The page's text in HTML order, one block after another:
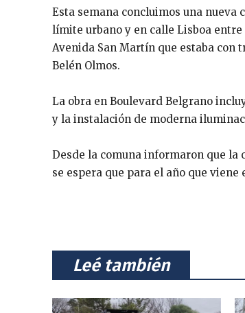
Esta semana concluimos una
límite urbano y en calle Lisboa
Avenida San Martín que estaba con
Belén Olmos.
La obra en Boulevard Belgrano
y la instalación de moderna
Desde la comuna informaron que la
se espera que para el año que
⠀Leé también⠀